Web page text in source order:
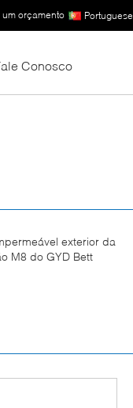
Portuguese
um orçamento |
Conosco
exterior da
M8 do GYD Bett